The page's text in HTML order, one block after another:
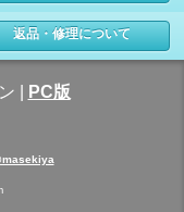
返品・修理について
PC版